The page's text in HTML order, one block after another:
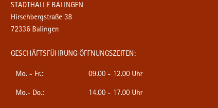
STADTHALLE BALINGEN
Hirschbergstraße 38
72336 Balingen
GESCHÄFTSFÜHRUNG ÖFFNUNGSZEITEN:
Mo. - Fr.: 09.00 - 12.00 Uhr
Mo.- Do.: 14.00 - 17.00 Uhr